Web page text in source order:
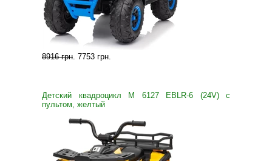
8916 грн. 7753 грн.
Детский квадроцикл M 6127 EBLR-6 (24V) с
пультом, желтый